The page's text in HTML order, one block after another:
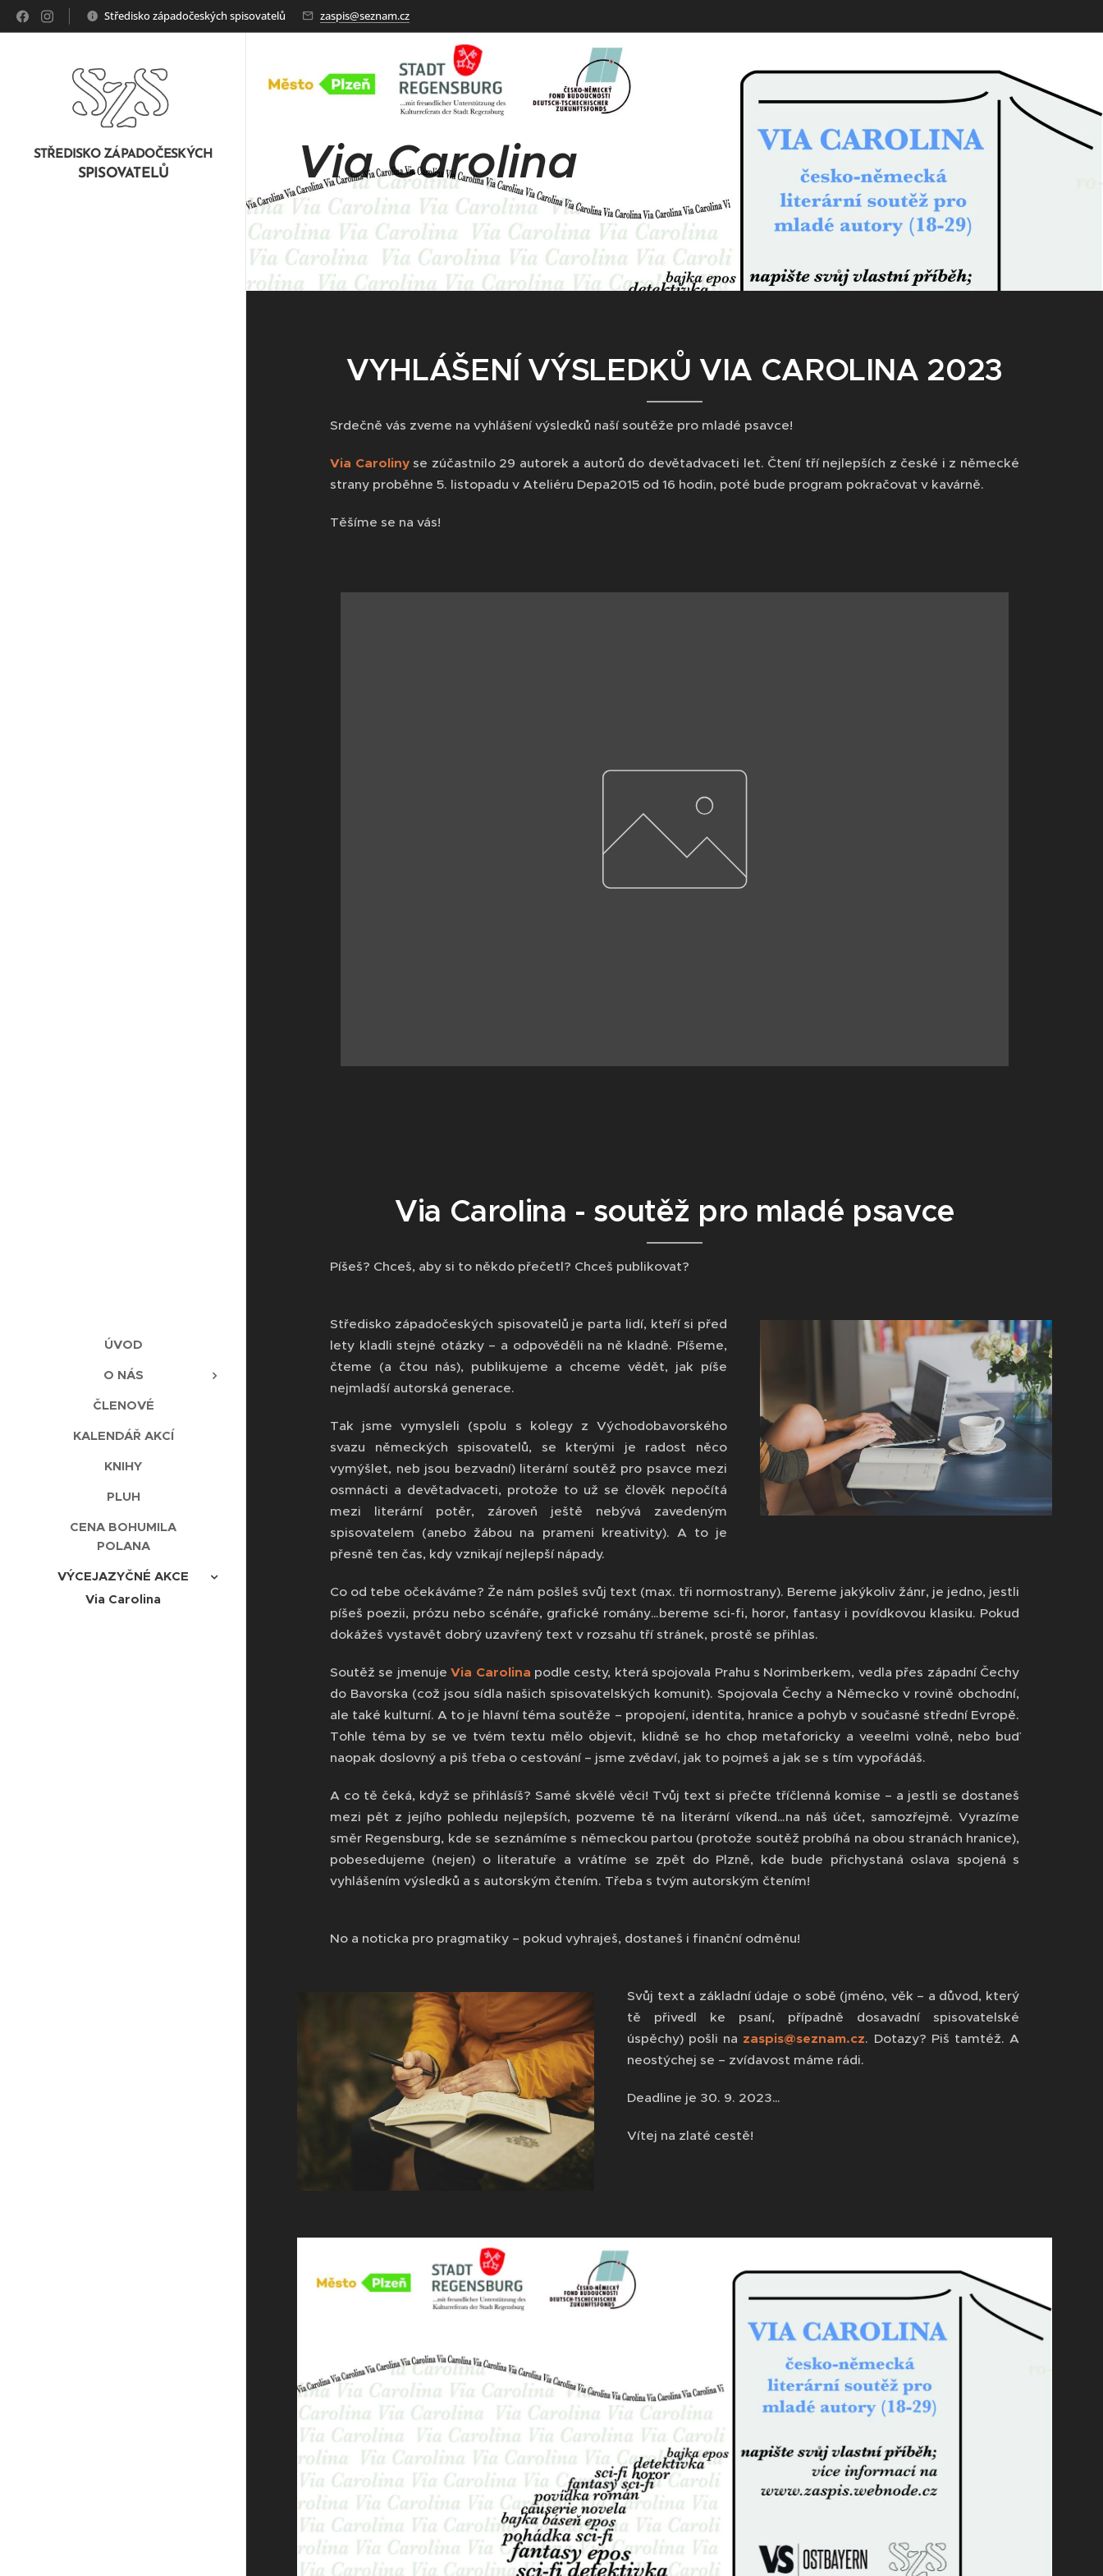
Středisko západočeských spisovatelů zaspis@seznam.cz
STŘEDISKO ZÁPADOČESKÝCH
SPISOVATELŮ
ÚVOD
O NÁS
ČLENOVÉ
KALENDÁŘ AKCÍ
KNIHY
PLUH
CENA BOHUMILA
POLANA
VÝCEJAZYČNÉ AKCE
Via Carolina
Via Carolina
VYHLÁŠENÍ VÝSLEDKŮ VIA CAROLINA 2023
Srdečně vás zveme na vyhlášení výsledků naší soutěže pro mladé psavce!
Via Carolinyse zúčastnilo 29 autorek a autorů do devětadvaceti let. Čtení tří nejlepších z české i z německé
strany proběhne 5. listopadu v Ateliéru Depa2015 od 16 hodin, poté bude program pokračovat v kavárně.
Těšíme se na vás!
Via Carolina - soutěž pro mladé psavce
Píšeš? Chceš, aby si to někdo přečetl? Chceš publikovat?
Středisko západočeských spisovatelů je parta lidí, kteří si před
lety kladli stejné otázky – a odpověděli na ně kladně. Píšeme,
čteme (a čtou nás), publikujeme a chceme vědět, jak píše
nejmladší autorská generace.
Tak jsme vymysleli (spolu s kolegy z Východobavorského
svazu německých spisovatelů, se kterými je radost něco
vymýšlet, neb jsou bezvadní) literární soutěž pro psavce mezi
osmnácti a devětadvaceti, protože to už se člověk nepočítá
mezi literární potěr, zároveň ještě nebývá zavedeným
spisovatelem (anebo žábou na prameni kreativity). A to je
přesně ten čas, kdy vznikají nejlepší nápady.
Co od tebe očekáváme? Že nám pošleš svůj text (max. tři normostrany). Bereme jakýkoliv žánr, je jedno, jestli
píšeš poezii, prózu nebo scénáře, grafické romány…bereme sci-fi, horor, fantasy i povídkovou klasiku. Pokud
dokážeš vystavět dobrý uzavřený text v rozsahu tří stránek, prostě se přihlas.
Soutěž se jmenujeVia Carolina podle cesty, která spojovala Prahu s Norimberkem, vedla přes západní Čechy
do Bavorska (což jsou sídla našich spisovatelských komunit). Spojovala Čechy a Německo v rovině obchodní,
ale také kulturní. A to je hlavní téma soutěže – propojení, identita, hranice a pohyb v současné střední Evropě.
Tohle téma by se ve tvém textu mělo objevit, klidně se ho chop metaforicky a veeelmi volně, nebo buď
naopak doslovný a piš třeba o cestování – jsme zvědaví, jak to pojmeš a jak se s tím vypořádáš.
A co tě čeká, když se přihlásíš? Samé skvělé věci! Tvůj text si přečte tříčlenná komise – a jestli se dostaneš
mezi pět z jejího pohledu nejlepších, pozveme tě na literární víkend…na náš účet, samozřejmě. Vyrazíme
směr Regensburg, kde se seznámíme s německou partou (protože soutěž probíhá na obou stranách hranice),
pobesedujeme (nejen) o literatuře a vrátíme se zpět do Plzně, kde bude přichystaná oslava spojená s
vyhlášením výsledků a s autorským čtením. Třeba s tvým autorským čtením!
No a noticka pro pragmatiky – pokud vyhraješ, dostaneš i finanční odměnu!
Svůj text a základní údaje o sobě (jméno, věk – a důvod, který
tě přivedl ke psaní, případně dosavadní spisovatelské
úspěchy) pošli na zaspis@seznam.cz. Dotazy? Piš tamtéž. A
neostýchej se – zvídavost máme rádi.
Deadline je 30. 9. 2023…
Vítej na zlaté cestě!